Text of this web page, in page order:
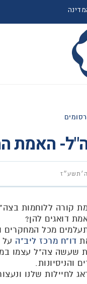
האמת
קורה ללוחמות
דואגים להן?
מכל המחקרים
דו"ח מרכז ליב"ה על
שעשה צה"ל עצמו
והניסיונות.
לחיילות שלנו